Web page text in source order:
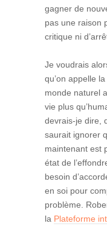
gagner de
pas une raison
critique ni
Je voudrais
qu’on appelle
monde naturel
vie plus
devrais-je dire,
saurait ignorer
maintenant est
état de
besoin
en soi pour
problème.
la Plateforme